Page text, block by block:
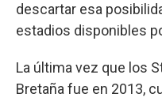
descartar esa
estadios disponibles
La última vez que los
Bretaña fue en 2013,